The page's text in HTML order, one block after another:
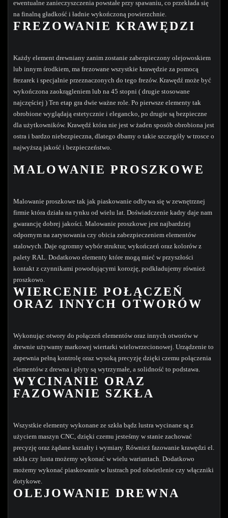
ewentualne zanieczyszczenia powstałe przy spawaniu, co przekłada się
na finalną gładkość i ładnie wykończoną powierzchnie.
FREZOWANIE KRAWĘDZI
Każdy element drewniany zanim zostanie zabezpieczony olejowoskiem
lub innym środkiem, ma frezowane wszystkie krawędzie za pomocą
frezarek i specjalnie przeznaczonych do tego frezów. Krawędź może być
wykończona zaokrągleniem lub na 45 stopni ( drugie stosowane
najczęściej ) Ten etap gra dwie ważne role. Po pierwsze elementy tak
obrobione wyglądają estetycznie i elegancko, po drugie są bezpieczne
dla użytkowników. Krawędź która nie jest w żaden sposób obrobiona jest
ostra i bardzo niebezpieczna, dlatego dbamy o takie szczegóły w trosce o
najwyższą jakość i bezpieczeństwo.
MALOWANIE PROSZKOWE
Malowanie proszkowe tak jak piaskowanie odbywa się w zewnętrznej
firmie która działa na rynku od wielu lat. Doświadczenie kadry daje nam
gwarancję dobrej jakości. Malowanie proszkowe jest najbardziej
odpornym na zarysowania czy obicia zabezpieczeniem elementów
stalowych. Daje ogromny wybór struktur, wykończeń oraz kolorów z
palety RAL. Dodatkowo elementy które mogą mieć w przyszłości
kontakt z czynnikami powodującymi korozję, podkładujemy również
proszkowo.
WIERCENIE POŁĄCZEŃ
ORAZ INNYCH OTWORÓW
Wykonując otwory do połączeń elementów oraz innych otworów w
drewnie używamy markowej wiertarki wielowrzecionowej. Urządzenie to
zapewnia pełną kontrolę oraz wysoką precyzję dzięki czemu połączenia
elementów z drewna i płyty są wytrzymałe, a solidność to podstawa.
WYCINANIE ORAZ
FAZOWANIE SZKŁA
Wszystkie elementy wykonane ze szkła bądz lustra wycinane są z
użyciem maszyn CNC, dzięki czemu jesteśmy w stanie zachować
precyzję oraz żądane kształty i wymiary. Również fazowanie krawędzi el.
szkła czy lusta możemy wykonać w wielu wariantach. Dodatkowo
możemy wykonać piaskowanie w lustrach pod oświetlenie czy włączniki
dotykowe.
OLEJOWANIE DREWNA